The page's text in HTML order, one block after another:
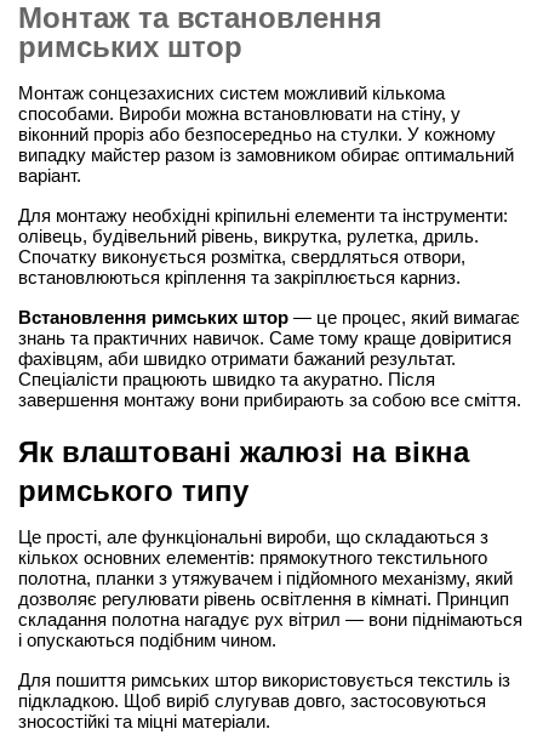
Монтаж та встановлення
римських штор
Монтаж сонцезахисних систем можливий кількома
способами. Вироби можна встановлювати на стіну, у
віконний проріз або безпосередньо на стулки. У кожному
випадку майстер разом із замовником обирає оптимальний
варіант.
Для монтажу необхідні кріпильні елементи та інструменти:
олівець, будівельний рівень, викрутка, рулетка, дриль.
Спочатку виконується розмітка, свердляться отвори,
встановлюються кріплення та закріплюється карниз.
Встановлення римських штор — це процес, який вимагає
знань та практичних навичок. Саме тому краще довіритися
фахівцям, аби швидко отримати бажаний результат.
Спеціалісти працюють швидко та акуратно. Після
завершення монтажу вони прибирають за собою все сміття.
Як влаштовані жалюзі на вікна
римського типу
Це прості, але функціональні вироби, що складаються з
кількох основних елементів: прямокутного текстильного
полотна, планки з утяжувачем і підйомного механізму, який
дозволяє регулювати рівень освітлення в кімнаті. Принцип
складання полотна нагадує рух вітрил — вони піднімаються
і опускаються подібним чином.
Для пошиття римських штор використовується текстиль із
підкладкою. Щоб виріб слугував довго, застосовуються
зносостійкі та міцні матеріали.